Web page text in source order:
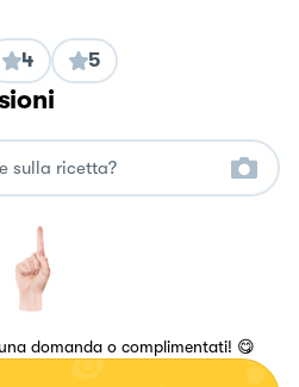
4 5
domanda o complimentati! 😋